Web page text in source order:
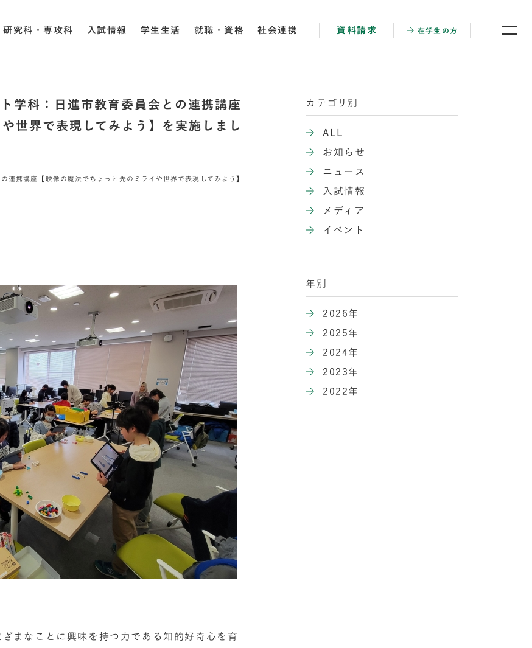
研究科・専攻科 入試情報 学生生活 就職・資格 社会連携 資料請求 在学生の方
学科：日進市教育委員会との連携講座
世界で表現してみよう】を実施しまし
連携講座【映像の魔法でちょっと先のミライや世界で表現してみよう】
まなことに興味を持つ力である知的好奇心を育
カテゴリ別
ALL
お知らせ
ニュース
入試情報
メディア
イベント
年別
2026年
2025年
2024年
2023年
2022年